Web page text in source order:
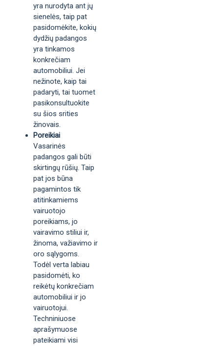
yra nurodyta ant jų
sienelės, taip pat
pasidomėkite, kokių
dydžių padangos
yra tinkamos
konkrečiam
automobiliui. Jei
nežinote, kaip tai
padaryti, tai tuomet
pasikonsultuokite
su šios srities
žinovais.
Poreikiai
Vasarinės
padangos gali būti
skirtingų rūšių. Taip
pat jos būna
pagamintos tik
atitinkamiems
vairuotojo
poreikiams, jo
vairavimo stiliui ir,
žinoma, važiavimo ir
oro sąlygoms.
Todėl verta labiau
pasidomėti, ko
reikėtų konkrečiam
automobiliui ir jo
vairuotojui.
Techniniuose
aprašymuose
pateikiami visi